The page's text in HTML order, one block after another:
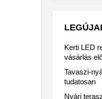
Kerti LED
vásárlás
Tavaszi-
tudatosan
Nyári